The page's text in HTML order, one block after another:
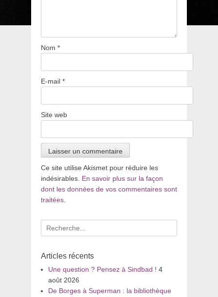
Nom *
E-mail *
Site web
Ce site utilise Akismet pour réduire les
indésirables. En savoir plus sur la façon
dont les données de vos commentaires sont
traitées
Recherche
pour
Articles récents
Une question ? Pensez à Sindbad ! 4
août 2026
De Borges à Superman : la bibliothèque